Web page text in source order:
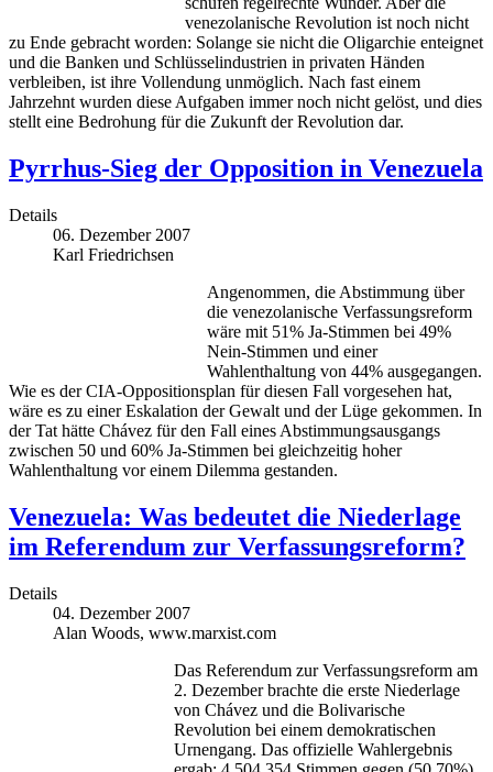
venezolanische Revolution ist noch nicht
zu Ende gebracht worden: Solange sie nicht die Oligarchie enteignet
und die Banken und Schlüsselindustrien in privaten Händen
verbleiben, ist ihre Vollendung unmöglich. Nach fast einem
Jahrzehnt wurden diese Aufgaben immer noch nicht gelöst, und dies
stellt eine Bedrohung für die Zukunft der Revolution dar.
Pyrrhus-Sieg der Opposition in Venezuela
Details
06. Dezember 2007
Karl Friedrichsen
Angenommen, die Abstimmung über
die venezolanische Verfassungsreform
wäre mit 51% Ja-Stimmen bei 49%
Nein-Stimmen und einer
Wahlenthaltung von 44% ausgegangen.
Wie es der CIA-Oppositionsplan für diesen Fall vorgesehen hat,
wäre es zu einer Eskalation der Gewalt und der Lüge gekommen. In
der Tat hätte Chávez für den Fall eines Abstimmungsausgangs
zwischen 50 und 60% Ja-Stimmen bei gleichzeitig hoher
Wahlenthaltung vor einem Dilemma gestanden.
Venezuela: Was bedeutet die Niederlage
im Referendum zur Verfassungsreform?
Details
04. Dezember 2007
Alan Woods, www.marxist.com
Das Referendum zur Verfassungsreform am
2. Dezember brachte die erste Niederlage
von Chávez und die Bolivarische
Revolution bei einem demokratischen
Urnengang. Das offizielle Wahlergebnis